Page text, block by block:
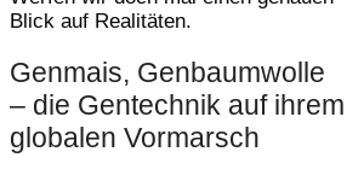
Blick auf Realitäten.
Genmais, Genbaumwolle
– die Gentechnik auf ihrem
globalen Vormarsch